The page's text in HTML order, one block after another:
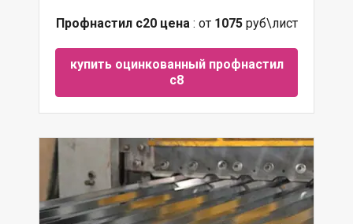
Профнастил с20 цена : от1075 руб\лист
купить оцинкованный профнастил
с8